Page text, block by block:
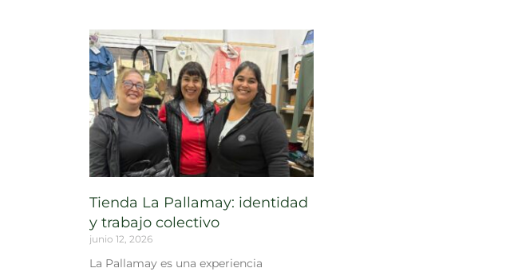
Tienda La Pallamay: identidad
y trabajo colectivo
junio 12, 2026
La Pallamay es una experiencia